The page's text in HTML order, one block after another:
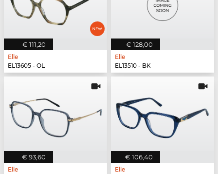
€ 111,20
Elle
EL13605 - OL
€ 128,00
Elle
EL13510 - BK
€ 93,60
Elle
€ 106,40
Elle